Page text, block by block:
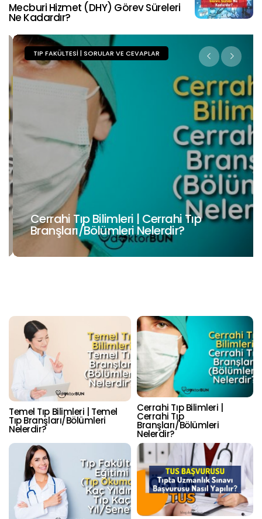
Mecburi Hizmet (DHY) Görev Süreleri
Ne Kadardır?
TIP FAKÜLTESI | SORULAR VE CEVAPLAR
Cerrahi Tıp Bilimleri | Cerrahi Tıp
Branşları/Bölümleri Nelerdir?
Temel Tıp Bilimleri | Temel
Tıp Branşları/Bölümleri
Nelerdir?
Cerrahi Tıp Bilimleri |
Cerrahi Tıp
Branşları/Bölümleri
Nelerdir?